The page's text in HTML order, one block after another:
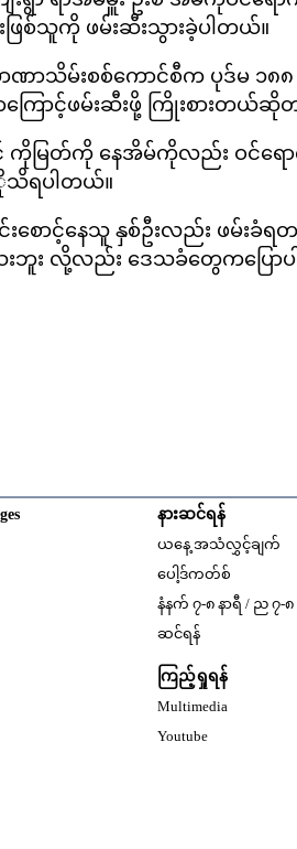
ြစ်သူကို ဖမ်းဆီးသွားခဲ့ပါတယ်။
ာသိမ်းစစ်ကောင်စီက ပုဒ်မ ၁၈၈
ြောင့်ဖမ်းဆီးဖို့ ကြိုးစားတယ်ဆို
ာင် ကိုမြတ်ကို နေအိမ်ကိုလည်း ဝင်ရေ
ရပါတယ်။
စောင့်နေသူ နှစ်ဦးလည်း ဖမ်းခံ
း လို့လည်း ဒေသခံတွေကပြော
နားဆင်ရန်
ယနေ့ အသံလွှင့်ချက်
ပေါ့ဒ်ကတ်စ်
နံနက် ၇-၈ နာရီ / ည ၇-၈
ဆင်ရန်
ကြည့်ရှုရန်
Multimedia
Youtube